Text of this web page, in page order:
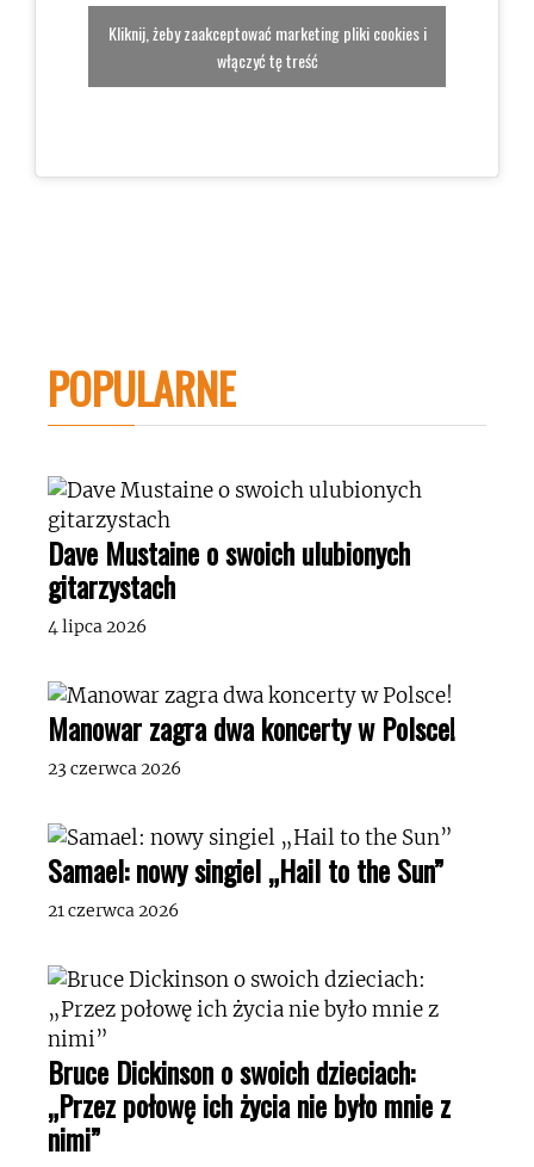
Kliknij, żeby zaakceptować marketing pliki cookies i
włączyć tę treść
POPULARNE
Dave Mustaine o swoich ulubionych
gitarzystach
4 lipca 2026
Manowar zagra dwa koncerty w Polsce!
23 czerwca 2026
Samael: nowy singiel „Hail to the Sun”
21 czerwca 2026
Bruce Dickinson o swoich dzieciach:
„Przez połowę ich życia nie było mnie z
nimi”